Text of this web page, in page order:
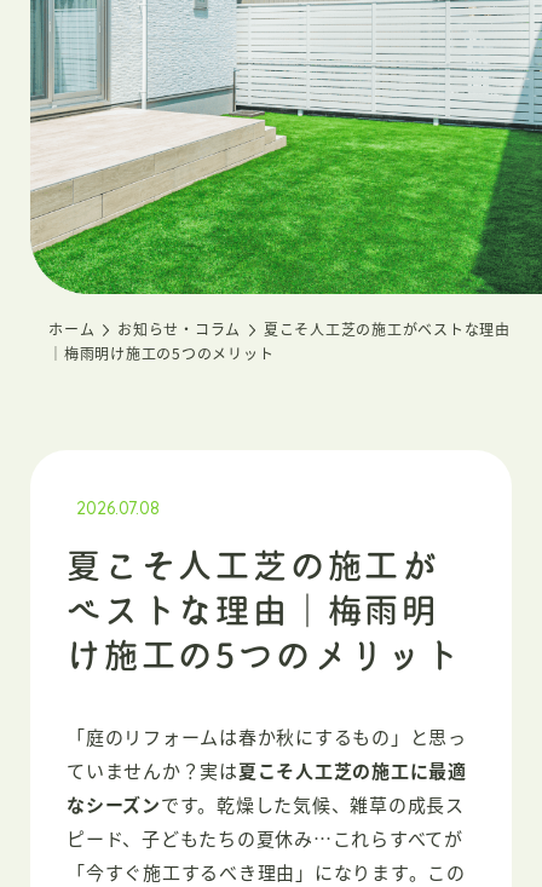
ホーム お知らせ・コラム
夏こそ人工芝の施工がベストな理由
｜梅雨明け施工の5つのメリット
2026.07.08
夏こそ人工芝の施工が
ベストな理由｜梅雨明
け施工の5つのメリット
「庭のリフォームは春か秋にするもの」と思っ
ていませんか？実は夏こそ人工芝の施工に最適
なシーズンです。乾燥した気候、雑草の成長ス
ピード、子どもたちの夏休み…これらすべてが
「今すぐ施工するべき理由」になります。この